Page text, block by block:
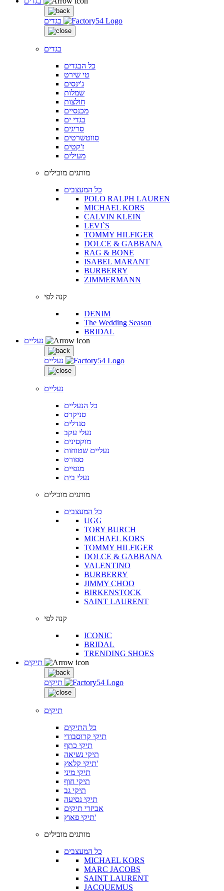
בגדים
בגדים
כל הבגדים
טי שירט
ג'ינסים
שמלות
חולצות
מכנסיים
בגדי ים
סריגים
סווטשרטים
ז'קטים
מעילים
מותגים מובילים
כל המעצבים
POLO RALPH LAUREN
MICHAEL KORS
CALVIN KLEIN
LEVI`S
TOMMY HILFIGER
DOLCE & GABBANA
RAG & BONE
ISABEL MARANT
BURBERRY
ZIMMERMANN
קנה לפי
DENIM
The Wedding Season
BRIDAL
נעליים
נעליים
כל הנעליים
סניקרס
סנדלים
נעלי עקב
מוקסינים
נעליים שטוחות
ספורט
מגפיים
נעלי בית
מותגים מובילים
כל המעצבים
UGG
TORY BURCH
MICHAEL KORS
TOMMY HILFIGER
DOLCE & GABBANA
VALENTINO
BURBERRY
JIMMY CHOO
BIRKENSTOCK
SAINT LAURENT
קנה לפי
ICONIC
BRIDAL
TRENDING SHOES
תיקים
תיקים
כל התיקים
תיקי קרוסבודי
תיקי כתף
תיקי נשיאה
תיקי קלאץ'
תיקי מיני
תיקי חוף
תיקי גב
תיקי נסיעה
אביזרי תיקים
תיקי פאוץ'
מותגים מובילים
כל המעצבים
MICHAEL KORS
MARC JACOBS
SAINT LAURENT
JACQUEMUS